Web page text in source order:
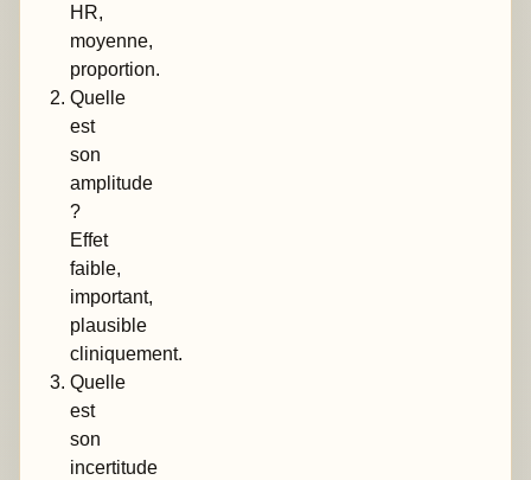
HR,
moyenne,
proportion.
Quelle
est
son
amplitude
?
Effet
faible,
important,
plausible
cliniquement.
Quelle
est
son
incertitude